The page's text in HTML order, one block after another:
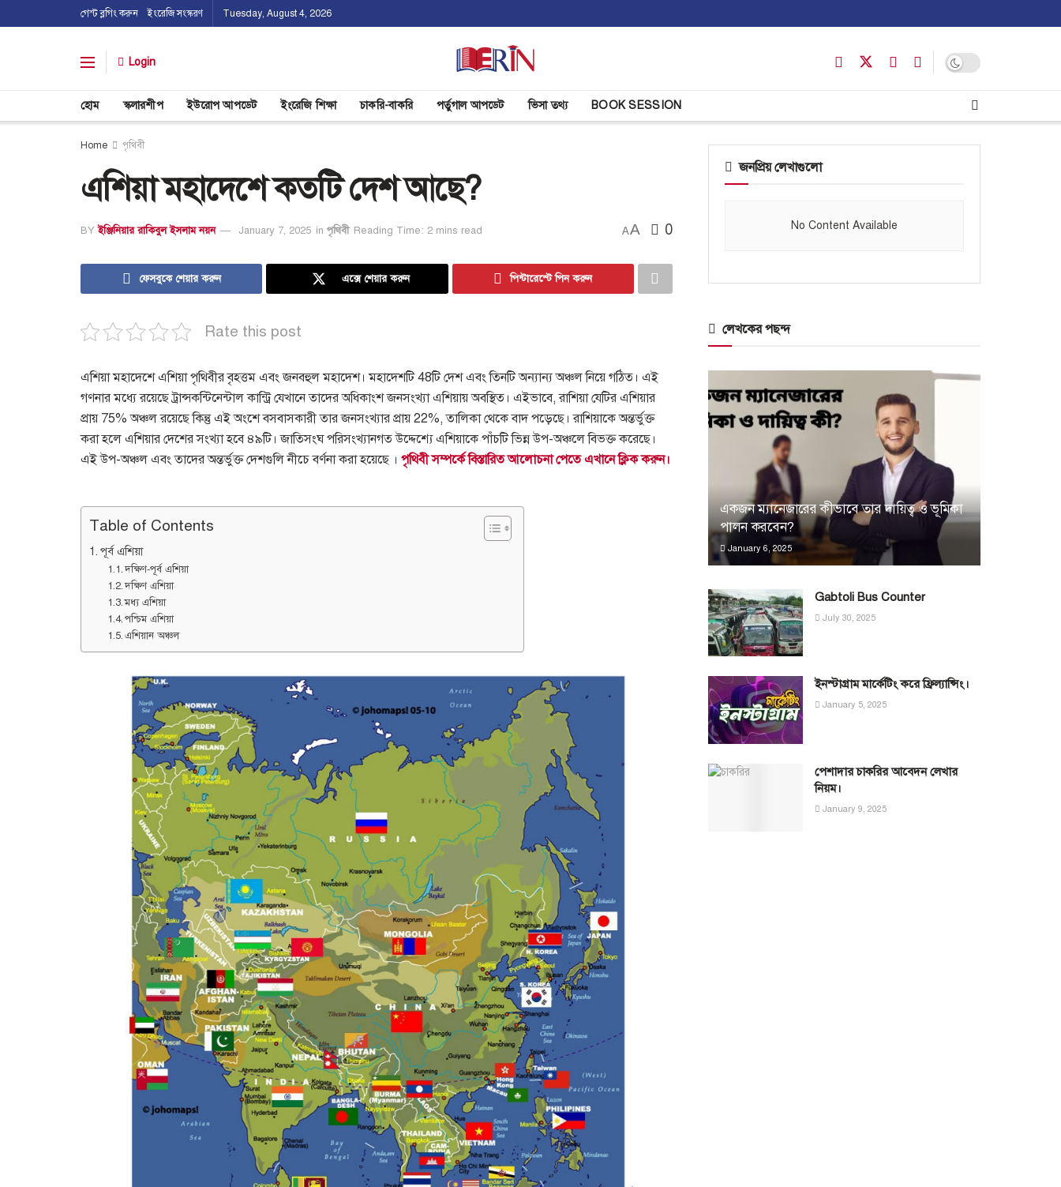
গেস্ট ব্লগিং করুন ইংরেজি সংস্করণ Tuesday, August 4, 2026
Login
হোম স্কলারশীপ ইউরোপ আপডেট ইংরেজি শিক্ষা চাকরি-বাকরি পর্তুগাল আপডেট ভিসা তথ্য BOOK SESSION
Home পৃথিবী
এশিয়া মহাদেশে কতটি দেশ আছে?
BY ইঞ্জিনিয়ার রাকিবুল ইসলাম নয়ন January 7, 2025 in পৃথিবী Reading Time: 2 mins read AA 0
ফেসবুকে শেয়ার করুন এক্সে শেয়ার করুন পিন্টারেস্টে পিন করুন
Rate this post
এশিয়া মহাদেশে এশিয়া পৃথিবীর বৃহত্তম এবং জনবহুল মহাদেশ। মহাদেশটি 48টি দেশ এবং তিনটি অন্যান্য অঞ্চল নিয়ে গঠিত। এই
গণনার মধ্যে রয়েছে ট্রান্সকন্টিনেন্টাল কান্ট্রি যেখানে তাদের অধিকাংশ জনসংখ্যা এশিয়ায় অবস্থিত। এইভাবে, রাশিয়া যেটির এশিয়ার
প্রায় 75% অঞ্চল রয়েছে কিন্তু এই অংশে বসবাসকারী তার জনসংখ্যার প্রায় 22%, তালিকা থেকে বাদ পড়েছে। রাশিয়াকে অন্তর্ভুক্ত
করা হলে এশিয়ার দেশের সংখ্যা হবে ৪৯টি। জাতিসংঘ পরিসংখ্যানগত উদ্দেশ্যে এশিয়াকে পাঁচটি ভিন্ন উপ-অঞ্চলে বিভক্ত করেছে।
এই উপ-অঞ্চল এবং তাদের অন্তর্ভুক্ত দেশগুলি নীচে বর্ণনা করা হয়েছে । পৃথিবী সম্পর্কে বিস্তারিত আলোচনা পেতে এখানে ক্লিক করুন।
Table of Contents
পূর্ব এশিয়া
দক্ষিণ-পূর্ব এশিয়া
দক্ষিণ এশিয়া
মধ্য এশিয়া
পশ্চিম এশিয়া
এশিয়ান অঞ্চল
জনপ্রিয় লেখাগুলো
No Content Available
লেখকের পছন্দ
একজন ম্যানেজারের কীভাবে তার দায়িত্ব ও ভূমিকা
পালন করবেন?
January 6, 2025
Gabtoli Bus Counter
July 30, 2025
ইনস্টাগ্রাম মার্কেটিং করে ফ্রিল্যান্সিং।
January 5, 2025
পেশাদার চাকরির আবেদন লেখার
নিয়ম।
January 9, 2025